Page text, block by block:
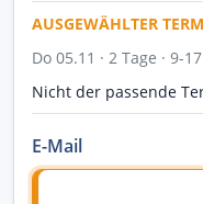
AUSGEWÄHLTER
Do 05.11 · 2 Tage · 9-
Nicht der passende
E-Mail